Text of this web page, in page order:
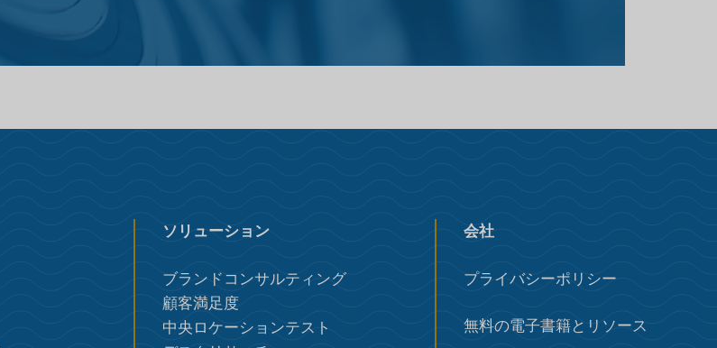
ソリューション
ブランドコンサルティング
顧客満足度
中央ロケーションテスト
会社
プライバシーポリシー
無料の電子書籍とリソース